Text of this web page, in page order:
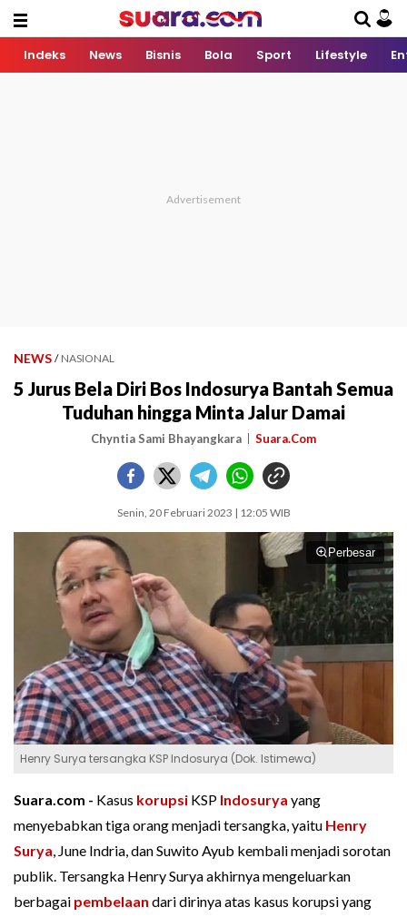
Indeks News Bisnis Bola Sport Lifestyle
NEWS / NASIONAL
5 Jurus Bela Diri Bos Indosurya Bantah Semua
Tuduhan hingga Minta Jalur Damai
Chyntia Sami Bhayangkara Suara.Com
Senin, 20 Februari 2023 | 12:05 WIB
Perbesar
Henry Surya tersangka KSP Indosurya (Dok. Istimewa)
Suara.com - Kasus korupsi KSP Indosurya yang
menyebabkan tiga orang menjadi tersangka, yaitu Henry
Surya, June Indria, dan Suwito Ayub kembali menjadi sorotan
publik. Tersangka Henry Surya akhirnya mengeluarkan
berbagai pembelaan dari dirinya atas kasus korupsi yang